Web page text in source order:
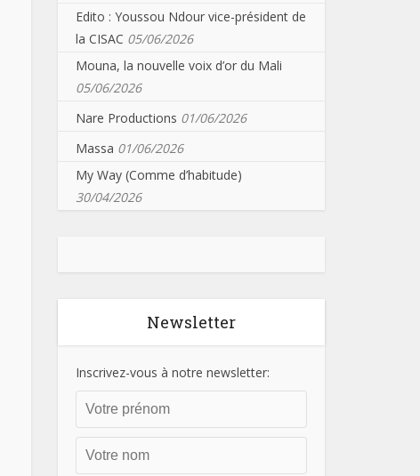
Edito : Youssou Ndour vice-président de
la CISAC 05/06/2026
Mouna, la nouvelle voix d’or du Mali
05/06/2026
Nare Productions 01/06/2026
Massa 01/06/2026
My Way (Comme d’habitude)
30/04/2026
Newsletter
Inscrivez-vous à notre newsletter: